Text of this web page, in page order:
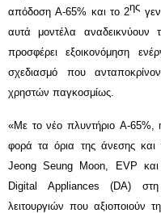
απόδοση A-65% και το 2ης
αυτά μοντέλα
προσφέρει εξοικονόμηση
σχεδιασμό που
χρηστών παγκοσμίως.
«Με το νέο πλυντήριο A-65%,
φορά τα όρια της άνεσης και
Jeong Seung Moon,
EVP
Digital Appliances (DA)
λειτουργιών που αξιοποιούν